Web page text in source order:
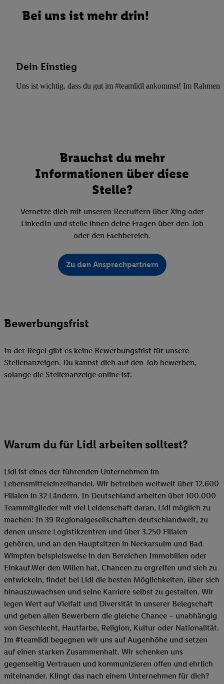
Bei uns ist mehr drin!
Dein Einstieg
Uns ist wichtig, dass du gut im #teamlidl ankommst! Im Rahmen
Brauchst du mehr
Informationen über diese
Stelle?
Vernetze dich mit unseren Recruitern über Xing oder
LinkedIn und stelle ihnen deine Fragen über den Job
oder den Fachbereich.
Zu den Ansprechpartnern
Bewerbungsfrist
In der Regel gibt es keine Bewerbungsfrist für unsere
Stellenanzeigen. Du kannst dich auf den Job bewerben,
solange die Stellenanzeige online ist.
Warum du für Lidl arbeiten solltest?
Lidl ist eines der führenden Unternehmen im
Lebensmitteleinzelhandel. Wir betreiben weltweit über 12.600
Filialen in 32 Ländern. In Deutschland arbeiten über 100.000
Teammitglieder mit viel Leidenschaft daran, Lidl möglich zu
machen: In 39 Regionalgesellschaften deutschlandweit, zu
denen unsere Logistikzentren und über 3.250 Filialen
gehören, und an den Hauptsitzen in Neckarsulm und Bad
Wimpfen beispielsweise in den Bereichen Immobilien oder
Einkauf.Wer den Willen hat, Chancen zu ergreifen und sich zu
entwickeln, findet bei Lidl die besten Möglichkeiten, über sich
hinauszuwachsen und seine Karriere selbst zu gestalten. Wir
legen Wert auf Vielfalt und Diversität in unserer Belegschaft
und geben allen Bewerbern die gleiche Chance – unabhängig
von Geschlecht, Hautfarbe, Religion, Kultur oder Nationalität.
Im #teamlidl begegnen wir uns auf Augenhöhe und setzen
auf einen starken Zusammenhalt. Wir schenken uns
gegenseitig Vertrauen und kommunizieren offen und ehrlich
miteinander. Klingt das nach einem Unternehmen für dich?